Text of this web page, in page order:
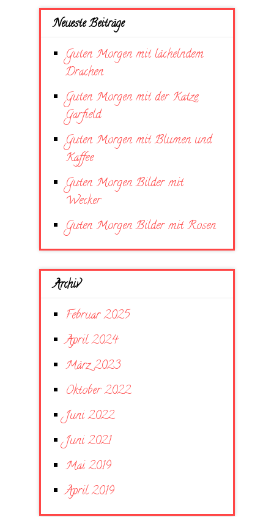
Neueste Beiträge
Guten Morgen mit lächelndem
Drachen
Guten Morgen mit der Katze
Garfield
Guten Morgen mit Blumen und
Kaffee
Guten Morgen Bilder mit
Wecker
Guten Morgen Bilder mit Rosen
Archiv
Februar 2025
April 2024
März 2023
Oktober 2022
Juni 2022
Juni 2021
Mai 2019
April 2019